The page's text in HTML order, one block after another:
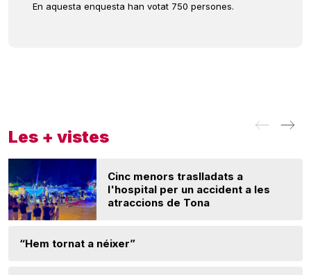
En aquesta enquesta han votat 750 persones.
Les + vistes
Cinc menors traslladats a
l'hospital per un accident a les
atraccions de Tona
“Hem tornat a néixer”